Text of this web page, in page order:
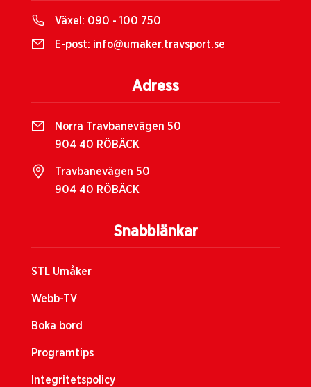
Snabblänkar
STL Umåker
Webb-TV
Boka bord
Programtips
Integritetspolicy
Växel: 090 - 100 750
E-post: info@umaker.travsport.se
Adress
Norra Travbanevägen 50
904 40 RÖBÄCK
Travbanevägen 50
904 40 RÖBÄCK